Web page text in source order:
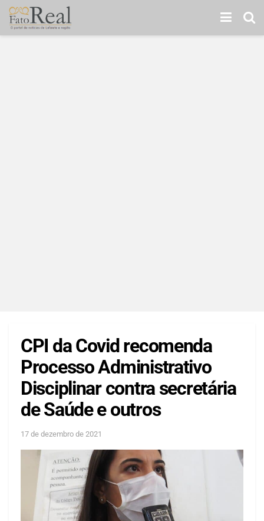
CPI da Covid recomenda
Processo Administrativo
Disciplinar contra secretária
de Saúde e outros
17 de dezembro de 2021